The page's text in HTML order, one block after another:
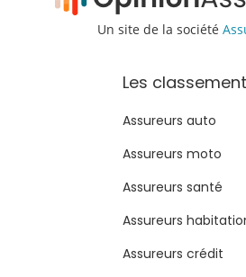
Un site de la société
Les
Assureurs auto
Assureurs moto
Assureurs santé
Assureurs
Assureurs crédit